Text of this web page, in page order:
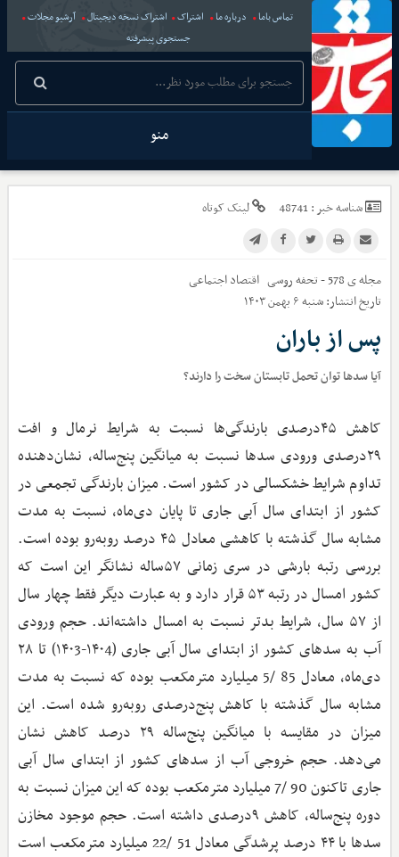
تماس باما درباره ما اشتراک اشتراک نسخه دیجیتال
آرشیو مجلات
جستجوی پیشرفته
منو
شناسه خبر :48741 لینک کوتاه
مجله ی 578 - تحفه روسی
اقتصاد اجتماعی
تاریخ انتشار:شنبه ۶ بهمن ۱۴۰۳
پس از باران
آیا سدها توان تحمل تابستان سخت را دارند؟
کاهش ۴۵درصدی بارندگی‌ها نسبت به شرایط نرمال و افت
۲۹درصدی ورودی سدها نسبت به میانگین پنج‌ساله، نشان‌دهنده
تداوم شرایط خشکسالی در کشور است. میزان بارندگی تجمعی در
کشور از ابتدای سال آبی جاری تا پایان دی‌ماه، نسبت به مدت
مشابه سال گذشته با کاهشی معادل ۴۵ درصد روبه‌رو بوده است.
بررسی رتبه بارشی در سری زمانی ۵۷ساله نشانگر این است که
کشور امسال در رتبه ۵۳ قرار دارد و به عبارت دیگر فقط چهار سال
از ۵۷ سال، شرایط بدتر نسبت به امسال داشته‌اند. حجم ورودی
آب به سدهای کشور از ابتدای سال آبی جاری (۱۴۰4-۱۴۰3) تا ۲۸
دی‌ماه، معادل 85 /5 میلیارد مترمکعب بوده که نسبت به مدت
مشابه سال گذشته با کاهش پنج‌درصدی روبه‌رو شده است. این
میزان در مقایسه با میانگین پنج‌ساله ۲۹ درصد کاهش نشان
می‌دهد. حجم خروجی آب از سدهای کشور از ابتدای سال آبی
جاری تاکنون 90 /7 میلیارد مترمکعب بوده که این میزان نسبت به
دوره پنج‌ساله، کاهش ۹درصدی داشته است. حجم موجود مخازن
سدها با ۴۴ درصد پرشدگی معادل 51 /22 میلیارد مترمکعب است